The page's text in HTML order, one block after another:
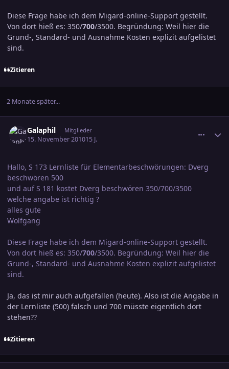
Diese Frage habe ich dem Migard-online-Support gestellt.
Von dort hieß es: 350/700/3500. Begründung: Weil hier die
Grund-, Standard- und Ausnahme Kosten explizit aufgelistet
sind.
Zitieren
2 Monate später...
Galaphil Mitglieder
15. November 201015 J.
Hallo, S 173 Lernliste für Elementarbeschwörungen: Dverg
beschwören 500
und auf S 181 kostet Dverg beschwören 350/700/3500
welche angabe ist richtig ?
alles gute
Wolfgang
Diese Frage habe ich dem Migard-online-Support gestellt.
Von dort hieß es: 350/700/3500. Begründung: Weil hier die
Grund-, Standard- und Ausnahme Kosten explizit aufgelistet
sind.
Ja, das ist mir auch aufgefallen (heute). Also ist die Angabe in
der Lernliste (500) falsch und 700 müsste eigentlich dort
stehen??
Zitieren